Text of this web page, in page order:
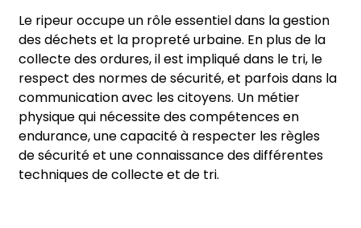
Le ripeur occupe un rôle essentiel dans la gestion
des déchets et la propreté urbaine. En plus de la
collecte des ordures, il est impliqué dans le tri, le
respect des normes de sécurité, et parfois dans la
communication avec les citoyens. Un métier
physique qui nécessite des compétences en
endurance, une capacité à respecter les règles
de sécurité et une connaissance des différentes
techniques de collecte et de tri.